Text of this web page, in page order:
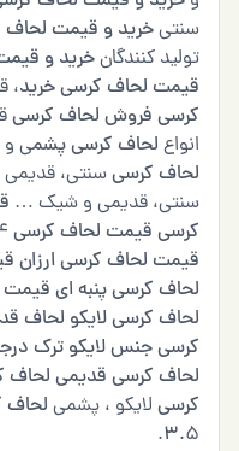
سنتیخرید و قیمت
تولید کنندگانخرید و
قیمت لحاف کرسیخرید،
کرسی فروش لحاف کرسی
انواع لحاف کرسی پشمی و
لحاف کرسیسنتی،
سنتی، قدیمی و شیک …
کرسی قیمت لحاف کرسی
قیمت لحاف کرسی ارزان
لحاف کرسی پنبه ای
لحاف کرسی لایکو لحاف
کرسی جنس لایکو ترک
لحاف کرسی قدیمی لحاف
کرسی لایکو ، پشمی لحاف
3.5.